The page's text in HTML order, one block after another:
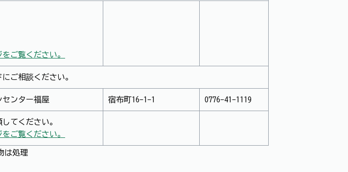
ご覧ください。
ご相談ください。
ンター福屋 宿布町16-1-1 0776-41-1119
てください。
ご覧ください。
は処理